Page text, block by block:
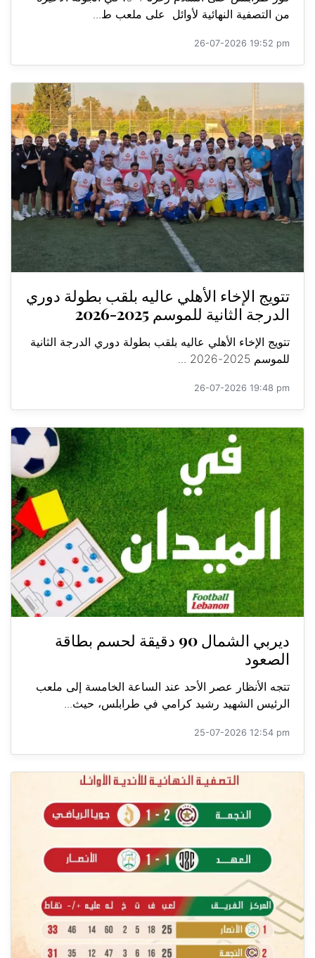
من التصفية النهائية لأوائل على ملعب ط...
26-07-2026 19:52 pm
تتويج الإخاء الأهلي عاليه بلقب بطولة دوري
الدرجة الثانية للموسم 2025-2026
تتويج الإخاء الأهلي عاليه بلقب بطولة دوري الدرجة الثانية
للموسم 2025-2026 ...
26-07-2026 19:48 pm
ديربي الشمال 90 دقيقة لحسم بطاقة
الصعود
تتجه الأنظار عصر الأحد عند الساعة الخامسة إلى ملعب
الرئيس الشهيد رشيد كرامي في طرابلس، حيث...
25-07-2026 12:54 pm